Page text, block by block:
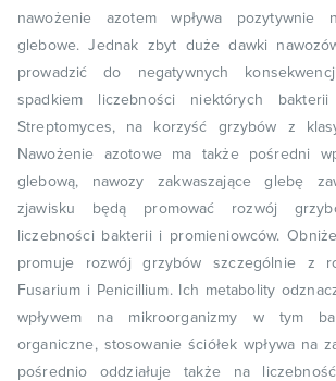
nawożenie azotem wpływa pozytywnie
glebowe. Jednak zbyt duże dawki
prowadzić do negatywnych
spadkiem liczebności niektórych
Streptomyces, na korzyść grzybów z
Nawożenie azotowe ma także pośredni
glebową, nawozy zakwaszające glebę
zjawisku będą promować rozwój
liczebności bakterii i promieniowców.
promuje rozwój grzybów szczególnie z
Fusarium i Penicillium. Ich metabolity
wpływem na mikroorganizmy w tym
organiczne, stosowanie ściółek wpływa na
pośrednio oddziałuje także na